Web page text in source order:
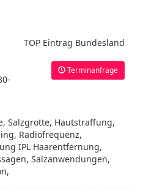
TOP Eintrag Bundesland
Terminanfrage
Salzgrotte, Hautstraffung,
Radiofrequenz,
IPL Haarentfernung,
Salzanwendungen,